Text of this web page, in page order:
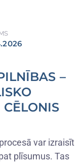
–
var izraisīt
plīsumus. Tas